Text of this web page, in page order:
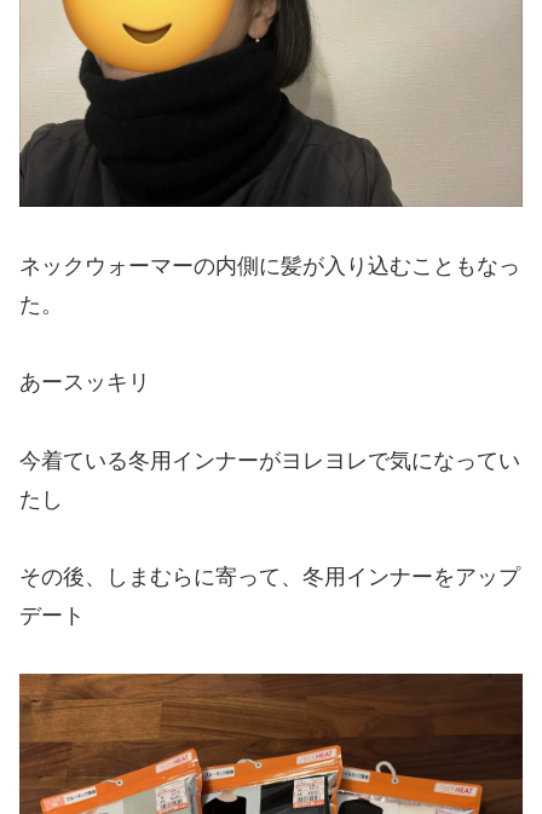
ネックウォーマーの内側に髪が入り込むこともなっ
た。
あースッキリ
今着ている冬用インナーがヨレヨレで気になってい
たし
その後、しまむらに寄って、冬用インナーをアップ
デート